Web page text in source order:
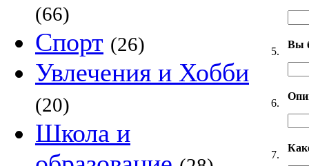
(66)
Спорт (26)
Увлечения и Хобби
(20)
Школа и
5.
Вы
6.
7.